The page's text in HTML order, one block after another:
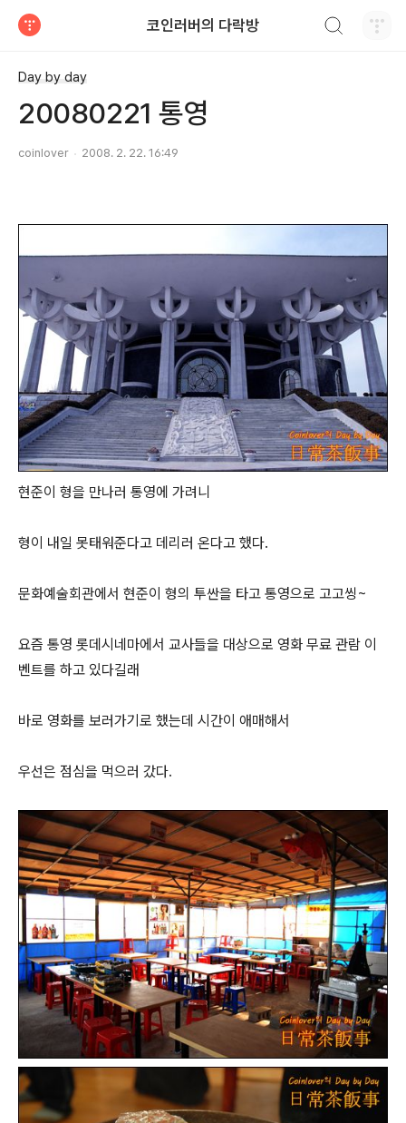
코인러버의 다락방
Day by day
20080221 통영
coinlover 2008. 2. 22. 16:49
현준이 형을 만나러 통영에 가려니
형이 내일 못태워준다고 데리러 온다고 했다.
문화예술회관에서 현준이 형의 투싼을 타고 통영으로 고고씽~
요즘 통영 롯데시네마에서 교사들을 대상으로 영화 무료 관람 이
벤트를 하고 있다길래
바로 영화를 보러가기로 했는데 시간이 애매해서
우선은 점심을 먹으러 갔다.